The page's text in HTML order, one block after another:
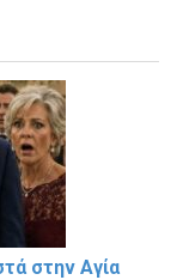
στην Αγία